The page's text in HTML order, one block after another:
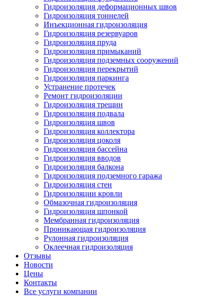
Гидроизоляция деформационных швов
Гидроизоляция тоннелей
Инъекционная гидроизоляция
Гидроизоляция резервуаров
Гидроизоляция пруда
Гидроизоляция примыканий
Гидроизоляция подземных сооружений
Гидроизоляция перекрытий
Гидроизоляция паркинга
Устранение протечек
Ремонт гидроизоляции
Гидроизоляция трещин
Гидроизоляция подвала
Гидроизоляция швов
Гидроизоляция коллектора
Гидроизоляция цоколя
Гидроизоляция бассейна
Гидроизоляция вводов
Гидроизоляция балкона
Гидроизоляция подземного гаража
Гидроизоляция стен
Гидроизоляции кровли
Обмазочная гидроизоляция
Гидроизоляция шпонкой
Мембранная гидроизоляция
Проникающая гидроизоляция
Рулонная гидроизоляция
Оклеечная гидроизоляция
Отзывы
Новости
Цены
Контакты
Все услуги компании